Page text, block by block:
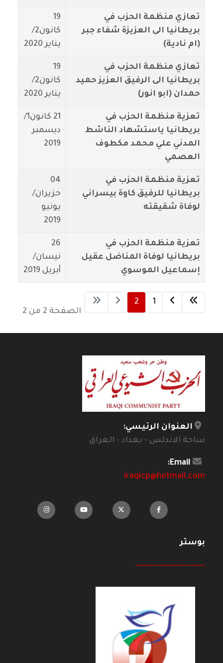
تعازي منظمة الحزب في
بريطانيا الى العزيزة شفاء جبر
(ام نادية)
19
كانون2/
يناير 2020
تعازي منظمة الحزب في
بريطانيا الى الرفيق العزيز حميد
حمدان (ابو انور)
19
كانون2/
يناير 2020
تعزية منظمة الحزب في
بريطانيا ياستشهاد الناشط
المدني علي محمد مكطوف
العصمي
21 كانون1/
ديسمبر
2019
تعزية منظمة الحزب في
بريطانيا للرفيق كاوة بيسراني
لوفاة شقيقته
04
حزيران/
يونيو
2019
تعزية منظمة الحزب في
بريطانيا لوفاة المناضل عقيل
إسماعيل الموسوي
26
نيسان/
أبريل 2019
الصفحة 2 من 2
1
2
العنوان الرئيسي:
ساحة الاندلس - بغداد - العراق
Email:
iraqicp@hotmail.com
بوستر
--------------------